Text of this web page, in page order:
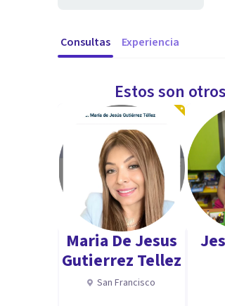
Consultas Experiencia
Estos son
Maria De Jesus
Gutierrez Tellez
San Francisco